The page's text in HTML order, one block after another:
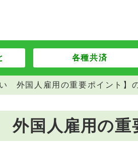
各種共済
い 外国人雇用の重要ポイント】
外国人雇用の重